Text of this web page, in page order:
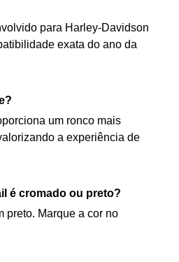
para Harley-Davidson
exata do ano da
um ronco mais
a experiência de
é cromado ou preto?
preto. Marque a cor no